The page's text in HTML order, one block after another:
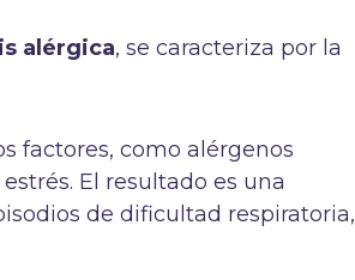
alérgica, se caracteriza por la
factores, como alérgenos
El resultado es una
de dificultad respiratoria,